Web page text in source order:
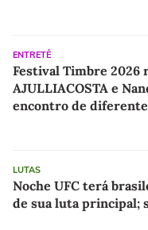
ENTRETÊ
Festival Timbre 2026
AJULLIACOSTA e
encontro de
LUTAS
Noche UFC terá
de sua luta principal;